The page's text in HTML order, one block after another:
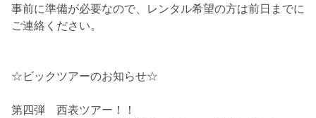
事前に準備が必要なので、レンタル希望の方は前日までに
ご連絡ください。
☆ビックツアーのお知らせ☆
第四弾 西表ツアー！！